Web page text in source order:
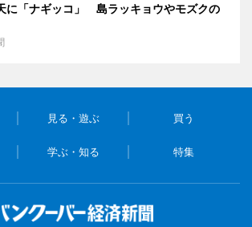
に「ナギッコ」 島ラッキョウやモズクの
見る・遊ぶ 買う
学ぶ・知る 特集